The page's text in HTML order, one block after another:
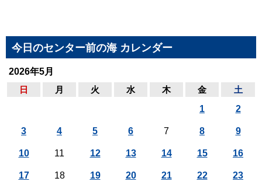
今日のセンター前の海 カレンダー
2026年5月
日
月 火 水 木 金 土
1 2
3 4 5 6 7 8 9
10 11 12 13 14 15 16
17 18 19 20 21 22 23